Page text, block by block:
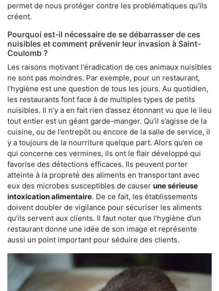
permet de nous protéger contre les problématiques qu'ils
créent.
Pourquoi est-il nécessaire de se débarrasser de ces
nuisibles et comment prévenir leur invasion à Saint-
Coulomb ?
Les raisons motivant l'éradication de ces animaux nuisibles
ne sont pas moindres. Par exemple, pour un restaurant,
l’hygiène est une question de tous les jours. Au quotidien,
les restaurants font face à de multiples types de petits
nuisibles. Il n’y a en fait rien d’assez étonnant vu que le lieu
tout entier est un géant garde-manger. Qu’il s’agisse de la
cuisine, ou de l’entrepôt ou encore de la salle de service, il
y a toujours de la nourriture quelque part. Alors qu’en ce
qui concerne ces vermines, ils ont le flair développé qui
favorise des détections efficaces. Ils peuvent porter
atteinte à la propreté des aliments en transportant avec
eux des microbes susceptibles de causer une sérieuse
intoxication alimentaire. De ce fait, les établissements
doivent doubler de vigilance pour sécuriser les aliments
qu’ils servent aux clients. Il faut noter que l’hygiène d’un
restaurant donne une idée de son image et représente
aussi un point important pour séduire des clients.